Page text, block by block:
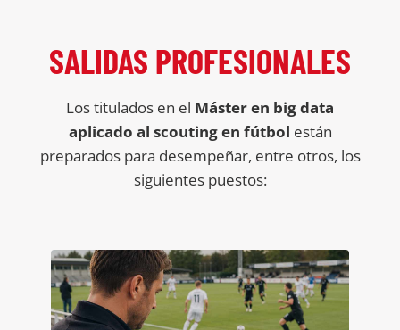
SALIDAS PROFESIONALES
Los titulados en el Máster en big data
aplicado al scouting en fútbol están
preparados para desempeñar, entre otros, los
siguientes puestos: